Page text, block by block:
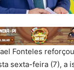
Fonteles
sexta-feira (7), a